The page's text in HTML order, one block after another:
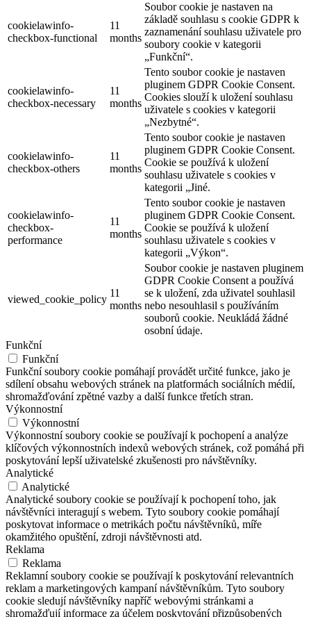
cookielawinfo-
checkbox-functional
11
months
Soubor cookie je nastaven na
základě souhlasu s cookie GDPR k
zaznamenání souhlasu uživatele pro
soubory cookie v kategorii
„Funkční“.
cookielawinfo-
checkbox-necessary
11
months
Tento soubor cookie je nastaven
pluginem GDPR Cookie Consent.
Cookies slouží k uložení souhlasu
uživatele s cookies v kategorii
„Nezbytné“.
cookielawinfo-
checkbox-others
11
months
Tento soubor cookie je nastaven
pluginem GDPR Cookie Consent.
Cookie se používá k uložení
souhlasu uživatele s cookies v
kategorii „Jiné.
cookielawinfo-
checkbox-
performance
11
months
Tento soubor cookie je nastaven
pluginem GDPR Cookie Consent.
Cookie se používá k uložení
souhlasu uživatele s cookies v
kategorii „Výkon“.
viewed_cookie_policy
11
months
Soubor cookie je nastaven pluginem
GDPR Cookie Consent a používá
se k uložení, zda uživatel souhlasil
nebo nesouhlasil s používáním
souborů cookie. Neukládá žádné
osobní údaje.
Funkční
Funkční
Funkční soubory cookie pomáhají provádět určité funkce, jako je
sdílení obsahu webových stránek na platformách sociálních médií,
shromažďování zpětné vazby a další funkce třetích stran.
Výkonnostní
Výkonnostní
Výkonnostní soubory cookie se používají k pochopení a analýze
klíčových výkonnostních indexů webových stránek, což pomáhá při
poskytování lepší uživatelské zkušenosti pro návštěvníky.
Analytické
Analytické
Analytické soubory cookie se používají k pochopení toho, jak
návštěvníci interagují s webem. Tyto soubory cookie pomáhají
poskytovat informace o metrikách počtu návštěvníků, míře
okamžitého opuštění, zdroji návštěvnosti atd.
Reklama
Reklama
Reklamní soubory cookie se používají k poskytování relevantních
reklam a marketingových kampaní návštěvníkům. Tyto soubory
cookie sledují návštěvníky napříč webovými stránkami a
shromažďují informace za účelem poskytování přizpůsobených